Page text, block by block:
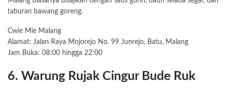
taburan bawang goreng.
Cwie Mie Malang
Alamat: Jalan Raya Mojorejo No. 99 Junrejo, Batu, Malang
Jam Buka: 08:00 hingga 22:00
6. Warung Rujak Cingur Bude Ruk